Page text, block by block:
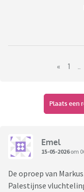
« 1
Plaats een
Emel
15-05-2026om
De oproep van
Palestijnse